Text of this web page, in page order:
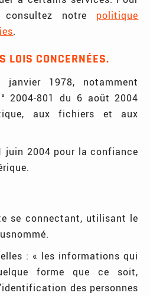
consultez notre politique
.
LOIS CONCERNÉES.
1978, notamment
2004-801 du 6 août 2004
aux fichiers et aux
juin 2004 pour la confiance
se connectant, utilisant le
: « les informations qui
forme que ce soit,
des personnes